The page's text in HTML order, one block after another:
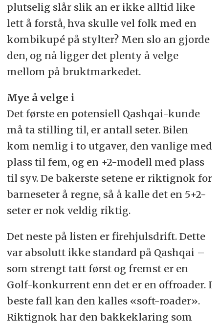
plutselig slår slik an er ikke alltid like
lett å forstå, hva skulle vel folk med en
kombikupé på stylter? Men slo an gjorde
den, og nå ligger det plenty å velge
mellom på bruktmarkedet.
Mye å velge i
Det første en potensiell Qashqai-kunde
må ta stilling til, er antall seter. Bilen
kom nemlig i to utgaver, den vanlige med
plass til fem, og en +2-modell med plass
til syv. De bakerste setene er riktignok for
barneseter å regne, så å kalle det en 5+2-
seter er nok veldig riktig.
Det neste på listen er firehjulsdrift. Dette
var absolutt ikke standard på Qashqai –
som strengt tatt først og fremst er en
Golf-konkurrent enn det er en offroader. I
beste fall kan den kalles «soft-roader».
Riktignok har den bakkeklaring som